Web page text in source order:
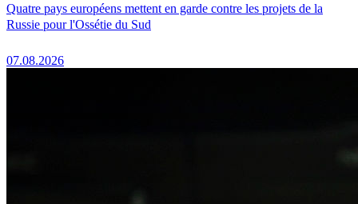
Quatre pays européens mettent en garde contre les projets de la
Russie pour l'Ossétie du Sud
07.08.2026